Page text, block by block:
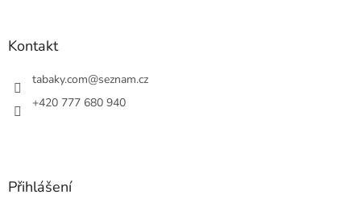
Kontakt
tabaky.com@seznam.cz
+420 777 680 940
Přihlášení